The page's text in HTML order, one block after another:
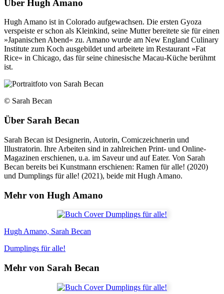
Über Hugh Amano
Hugh Amano ist in Colorado aufgewachsen. Die ersten Gyoza
verspeiste er schon als Kleinkind, seine Mutter bereitete sie für einen
»Japanischen Abend« zu. Amano wurde am New England Culinary
Institute zum Koch ausgebildet und arbeitete im Restaurant »Fat
Rice« in Chicago, das für seine chinesische Macau-Küche berühmt
ist.
© Sarah Becan
Über Sarah Becan
Sarah Becan ist Designerin, Autorin, Comiczeichnerin und
Illustratorin. Ihre Arbeiten sind in zahlreichen Print- und Online-
Magazinen erschienen, u.a. im Saveur und auf Eater. Von Sarah
Becan bereits bei Kunstmann erschienen: Ramen für alle! (2020)
und Dumplings für alle! (2021), beide mit Hugh Amano.
Mehr von Hugh Amano
Hugh Amano, Sarah Becan
Dumplings für alle!
Mehr von Sarah Becan